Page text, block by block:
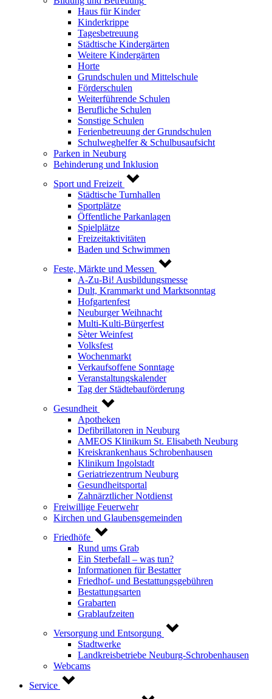
Haus für Kinder
Kinderkrippe
Tagesbetreuung
Städtische Kindergärten
Weitere Kindergärten
Horte
Grundschulen und Mittelschule
Förderschulen
Weiterführende Schulen
Berufliche Schulen
Sonstige Schulen
Ferienbetreuung der Grundschulen
Schulweghelfer & Schulbusaufsicht
Parken in Neuburg
Behinderung und Inklusion
Sport und Freizeit
Städtische Turnhallen
Sportplätze
Öffentliche Parkanlagen
Spielplätze
Freizeitaktivitäten
Baden und Schwimmen
Feste, Märkte und Messen
A-Zu-Bi! Ausbildungsmesse
Dult, Krammarkt und Marktsonntag
Hofgartenfest
Neuburger Weihnacht
Multi-Kulti-Bürgerfest
Sèter Weinfest
Volksfest
Wochenmarkt
Verkaufsoffene Sonntage
Veranstaltungskalender
Tag der Städtebauförderung
Gesundheit
Apotheken
Defibrillatoren in Neuburg
AMEOS Klinikum St. Elisabeth Neuburg
Kreiskrankenhaus Schrobenhausen
Klinikum Ingolstadt
Geriatriezentrum Neuburg
Gesundheitsportal
Zahnärztlicher Notdienst
Freiwillige Feuerwehr
Kirchen und Glaubensgemeinden
Friedhöfe
Rund ums Grab
Ein Sterbefall – was tun?
Informationen für Bestatter
Friedhof- und Bestattungsgebühren
Bestattungsarten
Grabarten
Grablaufzeiten
Versorgung und Entsorgung
Stadtwerke
Landkreisbetriebe Neuburg-Schrobenhausen
Webcams
Service